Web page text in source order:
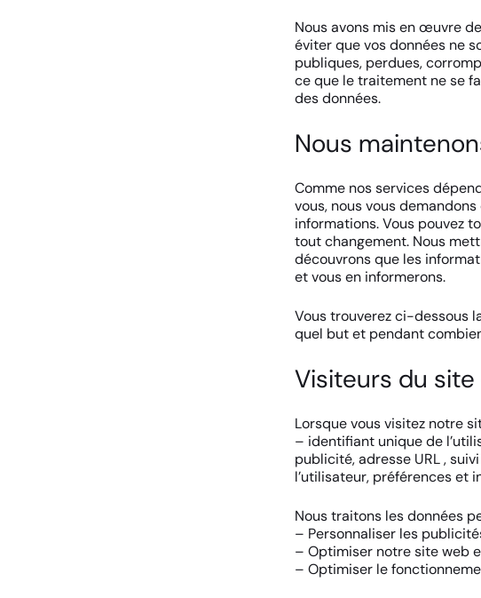
Nous avons mis en œuvre
éviter que vos données ne
publiques, perdues,
ce que le traitement ne se
des données.
Nous
Comme nos services
vous, nous vous
informations. Vous pouvez
tout changement. Nous
découvrons que les
et vous en informerons.
Vous trouverez ci-dessous
quel but et pendant
Visiteurs du site
Lorsque vous visitez notre
– identifiant unique de
publicité, adresse URL ,
l’utilisateur, préférences et
Nous traitons les données
– Personnaliser les
– Optimiser notre site web
– Optimiser le